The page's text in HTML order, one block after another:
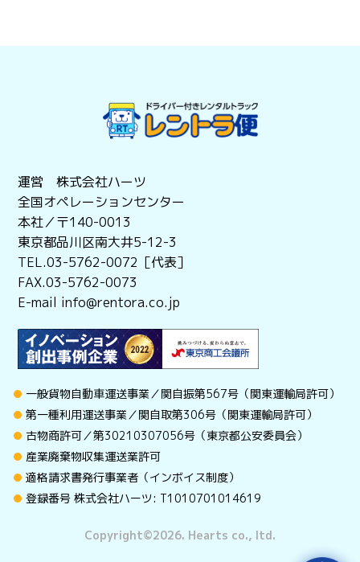
運営 株式会社ハーツ
全国オペレーションセンター
本社／〒140-0013
東京都品川区南大井5-12-3
TEL.03-5762-0072［代表］
FAX.03-5762-0073
E-mail info@rentora.co.jp
一般貨物自動車運送事業／関自振第567号（関東運輸局許可）
第一種利用運送事業／関自取第306号（関東運輸局許可）
古物商許可／第30210307056号（東京都公安委員会）
産業廃棄物収集運送業許可
適格請求書発行事業者（インボイス制度）
登録番号 株式会社ハーツ: T1010701014619
Copyright©︎2026. Hearts co., ltd.